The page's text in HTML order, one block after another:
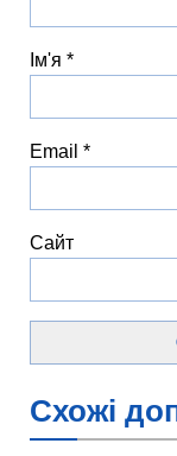
Ім'я *
Email *
Сайт
Схожі